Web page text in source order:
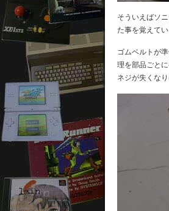
そういえばソ
た事を覚えてい
ゴムベルトが
理を部品ごと
ネジが失くな